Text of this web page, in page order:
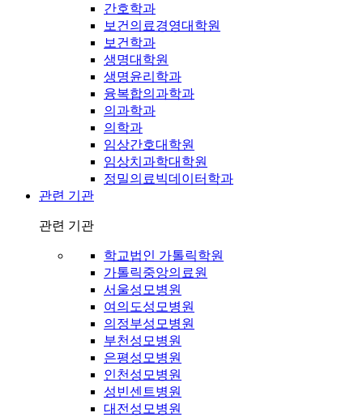
간호학과
보건의료경영대학원
보건학과
생명대학원
생명윤리학과
융복합의과학과
의과학과
의학과
임상간호대학원
임상치과학대학원
정밀의료빅데이터학과
관련 기관
관련 기관
학교법인 가톨릭학원
가톨릭중앙의료원
서울성모병원
여의도성모병원
의정부성모병원
부천성모병원
은평성모병원
인천성모병원
성빈센트병원
대전성모병원